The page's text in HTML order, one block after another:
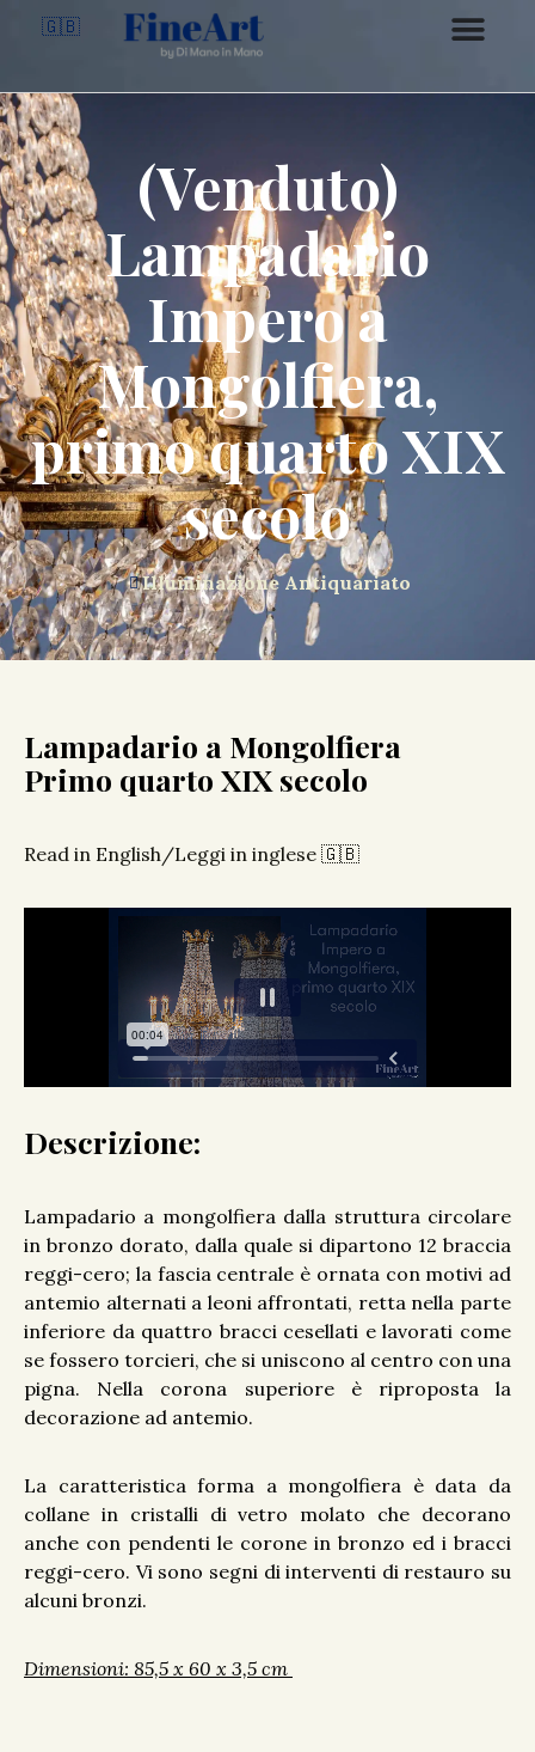
🇬🇧
(Venduto)
Lampadario
Impero a
Mongolfiera,
primo quarto XIX
secolo
Illuminazione Antiquariato
Lampadario a Mongolfiera
Primo quarto XIX secolo
Read in English/Leggi in inglese 🇬🇧
Descrizione:
Lampadario a mongolfiera dalla struttura circolare
in bronzo dorato, dalla quale si dipartono 12 braccia
reggi-cero; la fascia centrale è ornata con motivi ad
antemio alternati a leoni affrontati, retta nella parte
inferiore da quattro bracci cesellati e lavorati come
se fossero torcieri, che si uniscono al centro con una
pigna. Nella corona superiore è riproposta la
decorazione ad antemio.
La caratteristica forma a mongolfiera è data da
collane in cristalli di vetro molato che decorano
anche con pendenti le corone in bronzo ed i bracci
reggi-cero. Vi sono segni di interventi di restauro su
alcuni bronzi.
Dimensioni: 85,5 x 60 x 3,5 cm